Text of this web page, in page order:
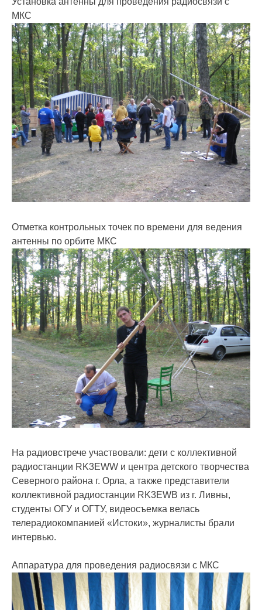
МКС
Отметка контрольных точек по времени для ведения
антенны по орбите МКС
На радиовстрече участвовали: дети с коллективной
радиостанции RK3EWW и центра детского творчества
Северного района г. Орла, а также представители
коллективной радиостанции RK3EWB из г. Ливны,
студенты ОГУ и ОГТУ, видеосъемка велась
телерадиокомпанией «Истоки», журналисты брали
интервью.
Аппаратура для проведения радиосвязи с МКС